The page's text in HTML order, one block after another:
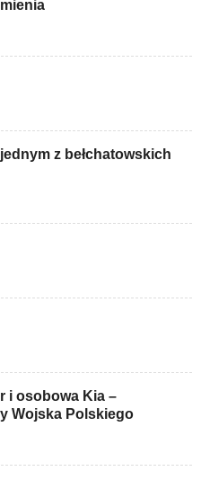
z bełchatowskich
i osobowa Kia –
Wojska Polskiego